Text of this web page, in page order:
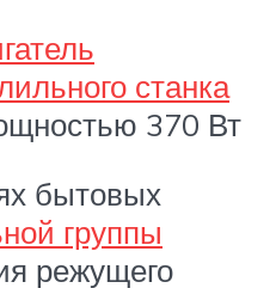
станка
370 Вт
бытовых
группы
режущего